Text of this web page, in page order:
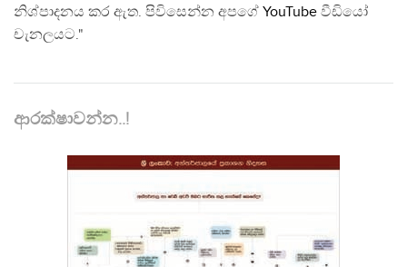
නිශ්පාදනය කර ඇත. පිවිසෙන්න අපගේ YouTube වීඩියෝ
චැනලයට."
ආරක්ෂාවන්න..!